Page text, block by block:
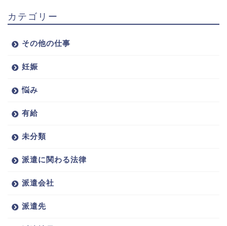
カテゴリー
その他の仕事
妊娠
悩み
有給
未分類
派遣に関わる法律
派遣会社
派遣先